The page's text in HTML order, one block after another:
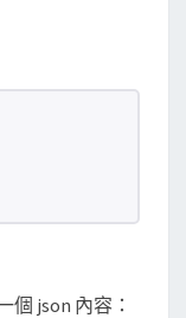
個 json 內容：